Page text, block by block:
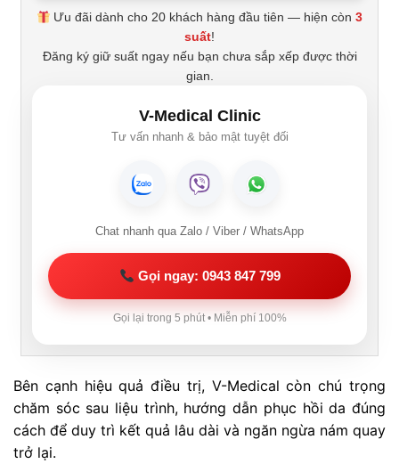
Ưu đãi dành cho 20 khách hàng đầu tiên — hiện còn3
suất!
Đăng ký giữ suất ngay nếu bạn chưa sắp xếp được thời
gian.
V-Medical Clinic
Tư vấn nhanh & bảo mật tuyệt đối
Chat nhanh qua Zalo / Viber / WhatsApp
Gọi ngay: 0943 847 799
Gọi lại trong 5 phút • Miễn phí 100%
Bên cạnh hiệu quả điều trị, V-Medical còn chú trọng
chăm sóc sau liệu trình, hướng dẫn phục hồi da đúng
cách để duy trì kết quả lâu dài và ngăn ngừa nám quay
trở lại.